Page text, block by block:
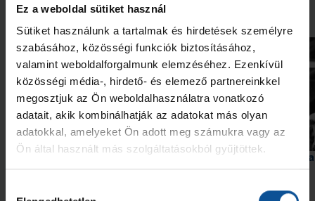
Ez a weboldal sütiket használ
Sütiket használunk a tartalmak és hirdetések személyre
szabásához, közösségi funkciók biztosításához,
valamint weboldalforgalmunk elemzéséhez. Ezenkívül
közösségi média-, hirdető- és elemező partnereinkkel
megosztjuk az Ön weboldalhasználatra vonatkozó
adatait, akik kombinálhatják az adatokat más olyan
adatokkal, amelyeket Ön adott meg számukra vagy az
Ön által használt más szolgáltatásokból gyűjtöttek.
Neked ajánljuk
Videó
Érkezik a #kékek 204. része
Szabó „Sonka” Lászlóra
szavazhatunk